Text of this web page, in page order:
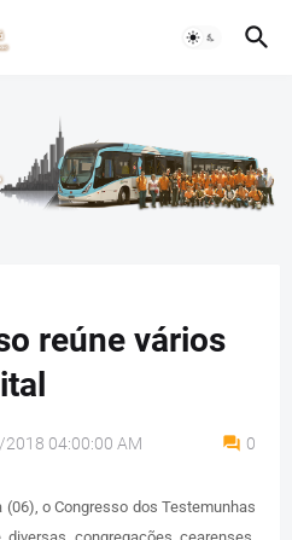
reúne vários
04:00:00 AM 0
o Congresso dos Testemunhas